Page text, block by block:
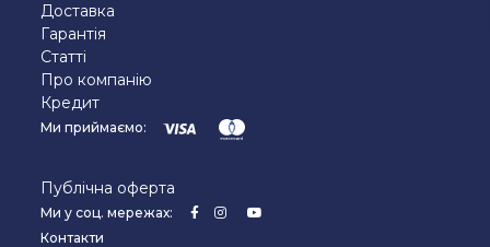
Доставка
Гарантія
Статті
Про компанію
Кредит
Ми приймаємо:
Публічна оферта
Ми у соц. мережах:
Контакти